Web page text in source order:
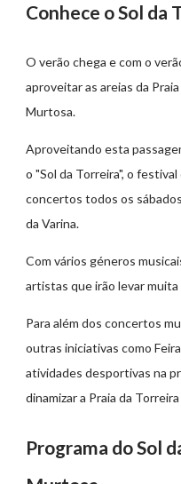
Conhece o Sol da
O verão chega e com o
aproveitar as areias da
Murtosa.
Aproveitando esta
o "Sol da Torreira", o
concertos todos os
da Varina.
Com vários géneros
artistas que irão levar
Para além dos concertos
outras iniciativas como
atividades desportivas na
dinamizar a Praia da
Programa do Sol